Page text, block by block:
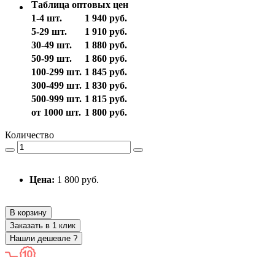
Таблица оптовых цен
1-4 шт.
1 940 руб.
5-29 шт.
1 910 руб.
30-49 шт.
1 880 руб.
50-99 шт.
1 860 руб.
100-299 шт. 1 845 руб.
300-499 шт. 1 830 руб.
500-999 шт. 1 815 руб.
от 1000 шт. 1 800 руб.
Количество
Цена: 1 800 руб.
В корзину
Заказать в 1 клик
Нашли дешевле ?